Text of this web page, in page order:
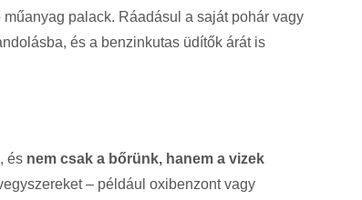
palack. Ráadásul a saját pohár vagy
és a benzinkutas üdítők árát is
és nem csak a bőrünk, hanem a vizek
– például oxibenzont vagy